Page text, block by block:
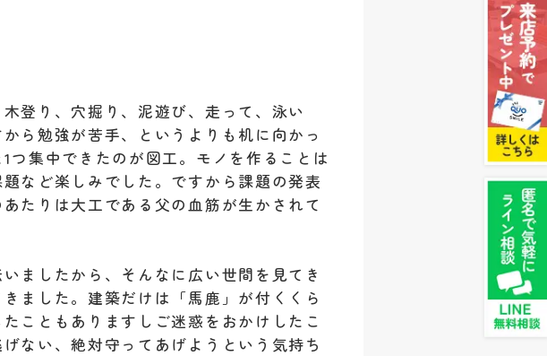
登り、穴掘り、泥遊び、走って、泳い
ら勉強が苦手、というよりも机に向かっ
集中できたのが図工。モノを作ることは
など楽しみでした。ですから課題の発表
たりは大工である父の血筋が生かされて
ましたから、そんなに広い世間を見てき
ました。建築だけは「馬鹿」が付くくら
こともありますしご迷惑をおかけしたこ
ない、絶対守ってあげようという気持ち